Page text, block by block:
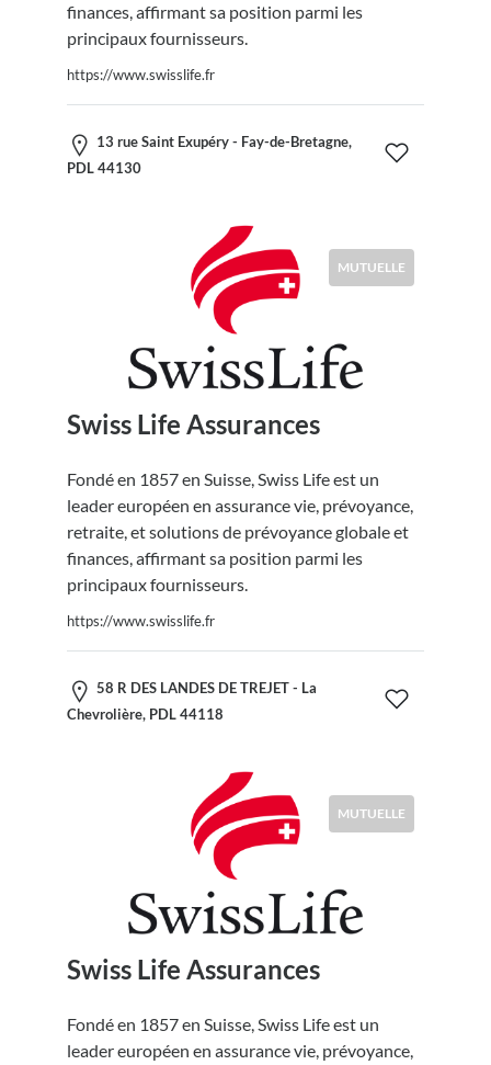
finances, affirmant sa position parmi les
principaux fournisseurs.
https://www.swisslife.fr
13 rue Saint Exupéry - Fay-de-Bretagne,
PDL 44130
MUTUELLE
Swiss Life Assurances
Fondé en 1857 en Suisse, Swiss Life est un
leader européen en assurance vie, prévoyance,
retraite, et solutions de prévoyance globale et
finances, affirmant sa position parmi les
principaux fournisseurs.
https://www.swisslife.fr
58 R DES LANDES DE TREJET - La
Chevrolière, PDL 44118
MUTUELLE
Swiss Life Assurances
Fondé en 1857 en Suisse, Swiss Life est un
leader européen en assurance vie, prévoyance,